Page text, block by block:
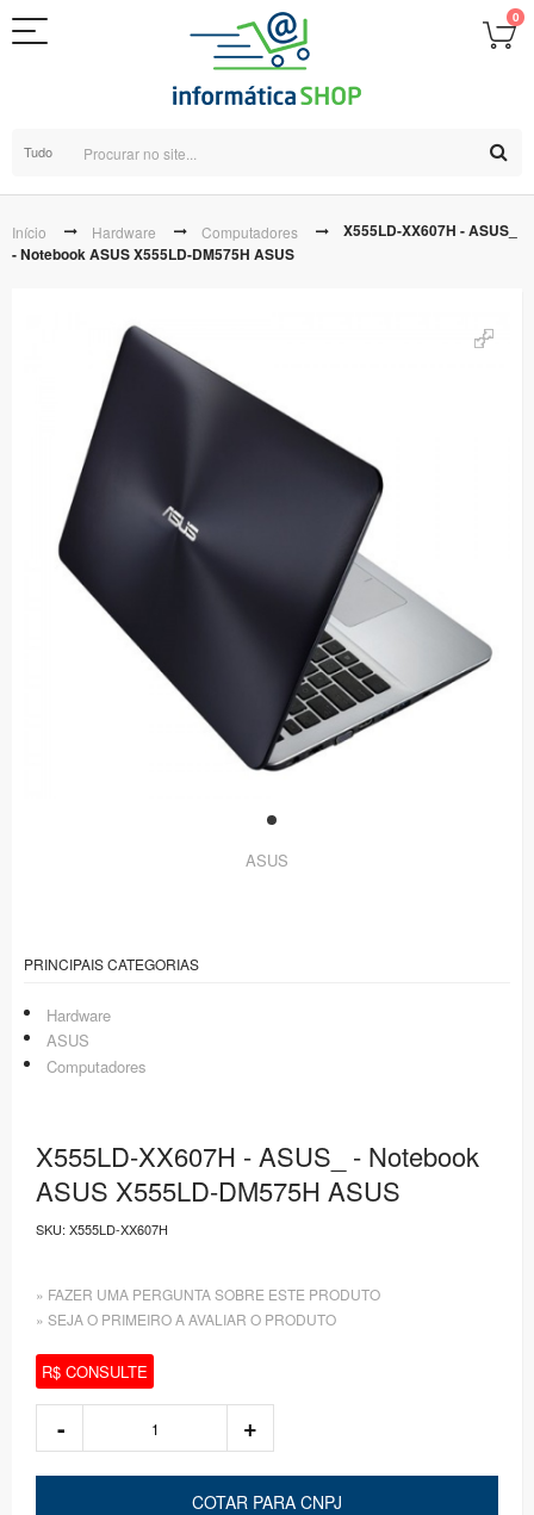
0
Tudo
Início Hardware Computadores
X555LD-XX607H - ASUS_
- Notebook ASUS X555LD-DM575H ASUS
ASUS
PRINCIPAIS CATEGORIAS
Hardware
ASUS
Computadores
X555LD-XX607H - ASUS_ - Notebook
ASUS X555LD-DM575H ASUS
SKU: X555LD-XX607H
» FAZER UMA PERGUNTA SOBRE ESTE PRODUTO
» SEJA O PRIMEIRO A AVALIAR O PRODUTO
R$ CONSULTE
COTAR PARA CNPJ